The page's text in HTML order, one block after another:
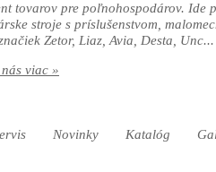
tovarov pre poľnohospodárov. Ide
stroje s príslušenstvom,
Zetor, Liaz, Avia, Desta, Unc...
viac »
Novinky Katalóg